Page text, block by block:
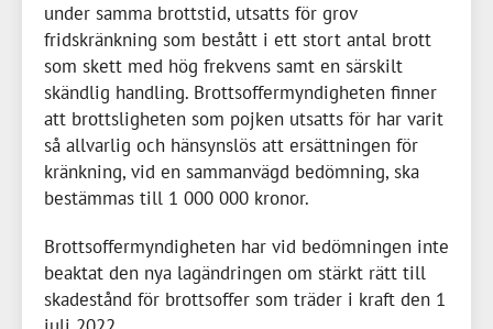
under samma brottstid, utsatts för grov
fridskränkning som bestått i ett stort antal brott
som skett med hög frekvens samt en särskilt
skändlig handling. Brottsoffermyndigheten finner
att brottsligheten som pojken utsatts för har varit
så allvarlig och hänsynslös att ersättningen för
kränkning, vid en sammanvägd bedömning, ska
bestämmas till 1 000 000 kronor.
Brottsoffermyndigheten har vid bedömningen inte
beaktat den nya lagändringen om stärkt rätt till
skadestånd för brottsoffer som träder i kraft den 1